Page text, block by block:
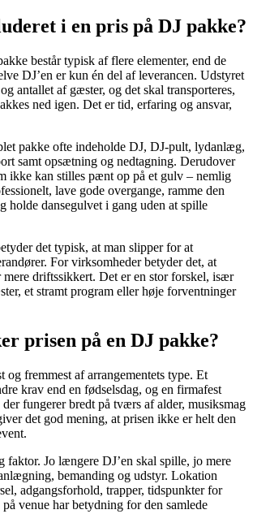
i en pris på DJ pakke?
består typisk af flere elementer, end de
DJ’en er kun én del af leverancen. Udstyret
antallet af gæster, og det skal transporteres,
ned igen. Det er tid, erfaring og ansvar,
pakke ofte indeholde DJ, DJ-pult, lydanlæg,
samt opsætning og nedtagning. Derudover
ikke kan stilles pænt op på et gulv – nemlig
lave gode overgange, ramme den
holde dansegulvet i gang uden at spille
det typisk, at man slipper for at
For virksomheder betyder det, at
mere driftssikkert. Det er en stor forskel, især
et stramt program eller høje forventninger
prisen på en DJ pakke?
og fremmest af arrangementets type. Et
krav end en fødselsdag, og en firmafest
fungerer bredt på tværs af alder, musiksmag
det god mening, at prisen ikke er helt den
faktor. Jo længere DJ’en skal spille, jo mere
bemanding og udstyr. Lokation
adgangsforhold, trapper, tidspunkter for
venue har betydning for den samlede